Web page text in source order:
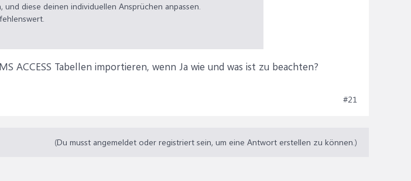
diese deinen individuellen Ansprüchen anpassen.
ACCESS Tabellen importieren, wenn Ja wie und was ist zu beachten?
#21
(Du musst angemeldet oder registriert sein, um eine Antwort erstellen zu können.)